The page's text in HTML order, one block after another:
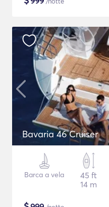
Bavaria 46 Cruiser
Barca a vela
45 ft
14 m